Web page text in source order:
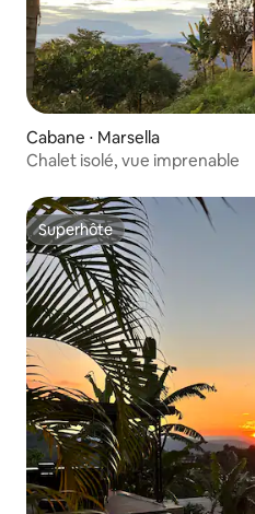
Cabane ⋅ Marsella
Chalet isolé, vue imprenable
Superhôte
Superhôte